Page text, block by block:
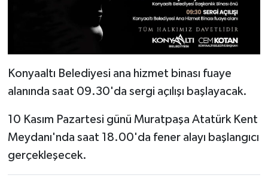
Konyaaltı Belediyesi ana hizmet binası fuaye
alanında saat 09.30'da sergi açılışı başlayacak.
10 Kasım Pazartesi günü Muratpaşa Atatürk Kent
Meydanı'nda saat 18.00'da fener alayı başlangıcı
gerçekleşecek.